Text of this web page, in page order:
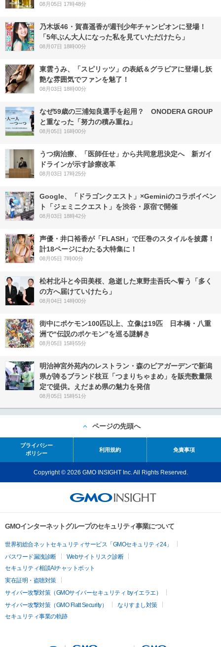
08月05日 17時48分
乃木坂46・賀喜遥香が週刊少年チャンピオンに登場！
「5年ぶん大人になった私を見ていただけたら」
08月07日 18時00分
東雲うみ、「スピリッツ」の表紙＆グラビアに登場し妖
艶な雰囲気でファンを魅了！
08月03日 18時00分
なぜ59歳の三浦知良選手を起用？ ONODERA GROUP
と重なった「努力の積み重ね」
08月05日 16時00分
うつ病治療、「医師任せ」から共同意思決定へ 新ガイ
ドラインが示す診療改革
08月03日 17時25分
Google、「ドラゴンクエスト」×Geminiのコラボイベン
ト「ジェミニクエスト」を渋谷・原宿で開催
08月03日 18時42分
声優・井口裕香が「FLASH」で圧巻のスタイルを披露！
計18ページにわたる大特集に！
08月05日 7時00分
松村北斗と今田美桜、急逝した東野圭吾氏へ誓う「多く
の方へ届けていけたら」
08月04日 14時00分
街中にポケモン100匹以上、立像は19匹 日本橋・八重
洲で“伝説のポケモン”を巡る謎解き
08月05日 15時55分
明治神宮外苑内のレストラン・森のビアガーデンで新潟
県が誇るブランド枝豆「つまりちゃまめ」を販売数量限
定で提供。えだまめ県の魅力を発信
08月05日 15時51分
ページの先頭へ
プライバシー
ポリシー
利用規約 免責事項
Copyright © 2026 GMO INSIGHT Inc. All Rights Reserved.
GMOインターネットグループのセキュリティ事業について
世界初総合ネットセキュリティサービス「GMOセキュリティ24」
パスワード漏洩診断
Webサイトリスク診断
セキュリティ相談AIチャットボット
実在証明・盗聴対策
サイバー攻撃対策（GMOサイバーセキュリティ byイエラエ）
サイバー攻撃対策（GMO Flatt Security）
なりすまし対策
セキュリティ事業の軌跡